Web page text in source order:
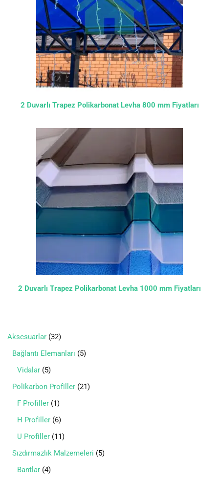
2 Duvarlı Trapez Polikarbonat Levha 800 mm Fiyatları
2 Duvarlı Trapez Polikarbonat Levha 1000 mm Fiyatları
Aksesuarlar 32
Bağlantı Elemanları
5
Vidalar 5
Polikarbon Profiller 21
F Profiller 1
H Profiller 6
U Profiller 11
Sızdırmazlık Malzemeleri
5
Bantlar 4